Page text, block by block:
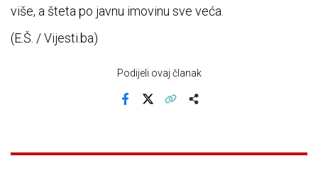
više, a šteta po javnu imovinu sve veća.
(E.Š. / Vijesti.ba)
Podijeli ovaj članak
Facebook